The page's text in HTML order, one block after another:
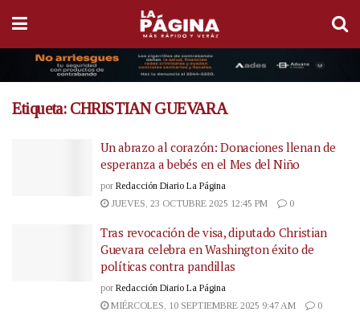
Etiqueta: CHRISTIAN GUEVARA
Un abrazo al corazón: Donaciones llenan de
esperanza a bebés en el Mes del Niño
por Redacción Diario La Página
JUEVES, 23 OCTUBRE 2025 12:45 PM
0
Tras revocación de visa, diputado Christian
Guevara celebra en Washington éxito de
políticas contra pandillas
por Redacción Diario La Página
MIÉRCOLES, 10 SEPTIEMBRE 2025 9:47 AM
0